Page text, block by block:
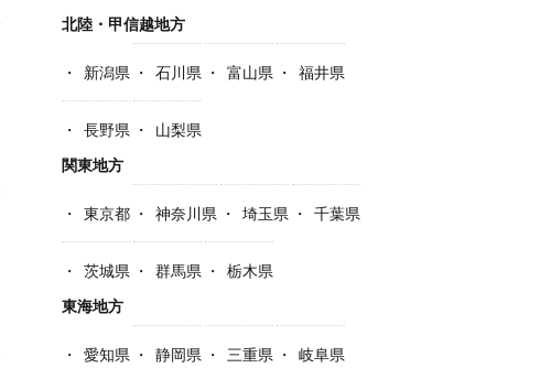
北陸・甲信越地方
新潟県 石川県 富山県 福井県
長野県
山梨県
関東地方
東京都 神奈川県 埼玉県 千葉県
茨城県 群馬県
栃木県
東海地方
愛知県 静岡県 三重県
岐阜県